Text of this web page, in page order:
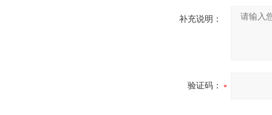
补充说明：
验证码：